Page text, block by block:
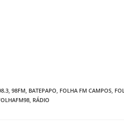
98FM BATEPAPO FOLHA FM CAMPOS
RÁDIO